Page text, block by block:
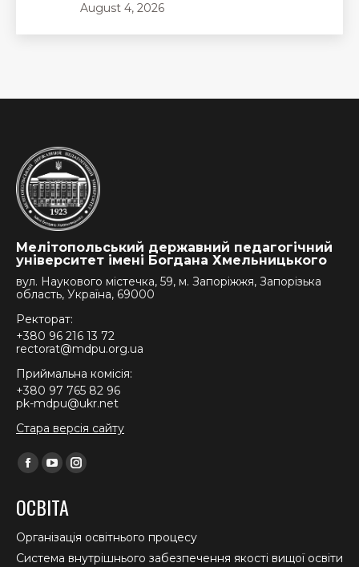
August 4, 2026
Мелітопольський державний педагогічний
університет імені Богдана Хмельницького
вул. Наукового містечка, 59, м. Запоріжжя, Запорізька
область, Україна, 69000
Ректорат:
+380 96 216 13 72
rectorat@mdpu.org.ua
Приймальна комісія:
+380 97 765 82 96
pk-mdpu@ukr.net
Стара версія сайту
Find us on:
Facebook
opens
in
new
YouTube
opens
in
new
Instagram
in
new
ОСВІТА
Організація освітнього процесу
Система внутрішнього забезпечення якості вищої освіти